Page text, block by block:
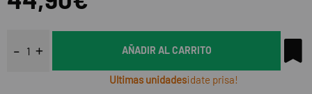
AÑADIR AL CARRITO
Ultimas unidades¡date prisa!